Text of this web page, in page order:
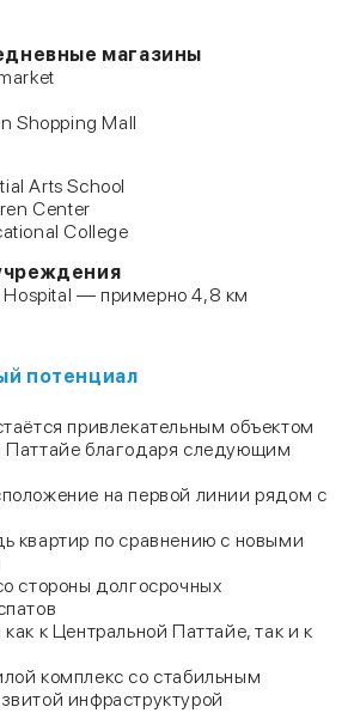
магазины
Shopping Mall
Arts School
Center
College
Hospital — примерно 4,8 км
потенциал
привлекательным объектом
Паттайе благодаря следующим
на первой линии рядом с
квартир по сравнению с новыми
стороны долгосрочных
к Центральной Паттайе, так и к
комплекс со стабильным
инфраструктурой